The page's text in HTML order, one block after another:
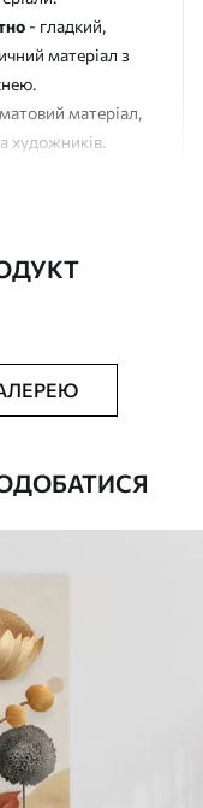
- гладкий,
матеріал з
матеріал,
художників.
покриття.